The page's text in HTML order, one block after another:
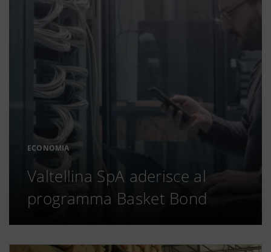
ECONOMIA
Valtellina SpA aderisce al
programma Basket Bond